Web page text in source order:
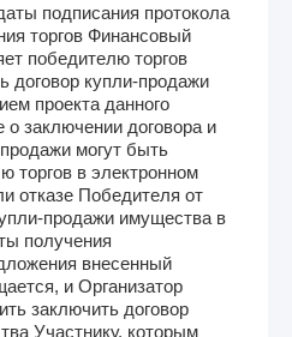
подписания протокола
торгов Финансовый
победителю торгов
договор купли-продажи
проекта данного
заключении договора и
могут быть
торгов в электронном
отказе Победителя от
продажи имущества в
получения
внесенный
и Организатор
заключить договор
Участнику, которым